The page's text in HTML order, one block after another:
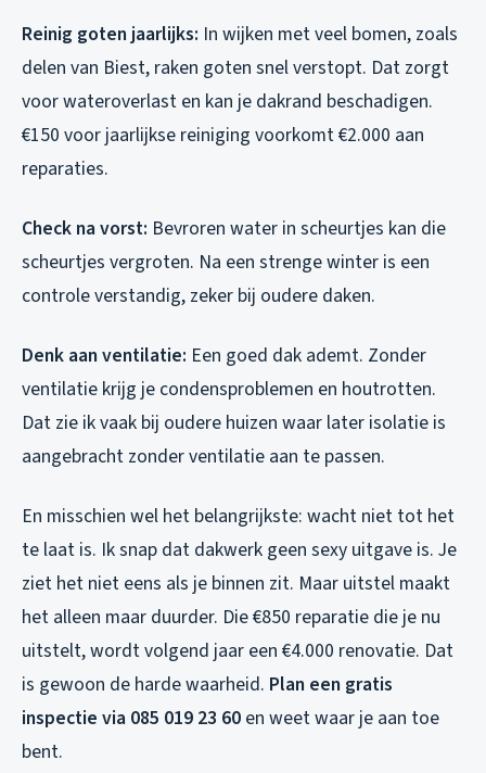
Reinig goten jaarlijks: In wijken met veel bomen, zoals
delen van Biest, raken goten snel verstopt. Dat zorgt
voor wateroverlast en kan je dakrand beschadigen.
€150 voor jaarlijkse reiniging voorkomt €2.000 aan
reparaties.
Check na vorst: Bevroren water in scheurtjes kan die
scheurtjes vergroten. Na een strenge winter is een
controle verstandig, zeker bij oudere daken.
Denk aan ventilatie: Een goed dak ademt. Zonder
ventilatie krijg je condensproblemen en houtrotten.
Dat zie ik vaak bij oudere huizen waar later isolatie is
aangebracht zonder ventilatie aan te passen.
En misschien wel het belangrijkste: wacht niet tot het
te laat is. Ik snap dat dakwerk geen sexy uitgave is. Je
ziet het niet eens als je binnen zit. Maar uitstel maakt
het alleen maar duurder. Die €850 reparatie die je nu
uitstelt, wordt volgend jaar een €4.000 renovatie. Dat
is gewoon de harde waarheid. Plan een gratis
inspectie via 085 019 23 60 en weet waar je aan toe
bent.